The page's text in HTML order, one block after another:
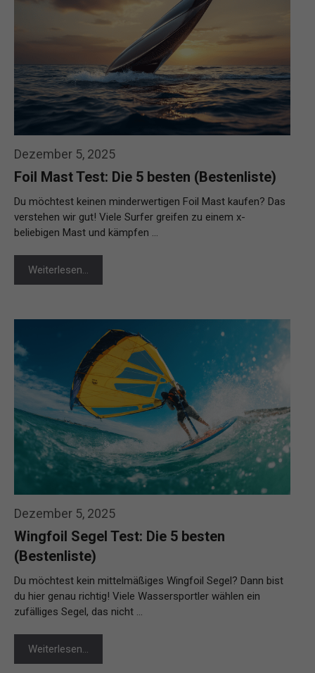
Dezember 5, 2025
Foil Mast Test: Die 5 besten (Bestenliste)
Du möchtest keinen minderwertigen Foil Mast kaufen? Das
verstehen wir gut! Viele Surfer greifen zu einem x-
beliebigen Mast und kämpfen …
Weiterlesen…
Dezember 5, 2025
Wingfoil Segel Test: Die 5 besten
(Bestenliste)
Du möchtest kein mittelmäßiges Wingfoil Segel? Dann bist
du hier genau richtig! Viele Wassersportler wählen ein
zufälliges Segel, das nicht …
Weiterlesen…